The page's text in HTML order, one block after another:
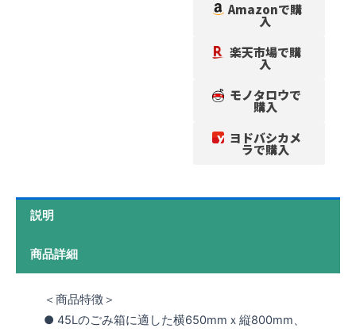
Amazonで購
入
楽天市場で購
入
モノタロウで
購入
ヨドバシカメ
ラで購入
説明
商品詳細
＜商品特徴＞
● 45Lのごみ箱に適した横650mmｘ縦800mm、